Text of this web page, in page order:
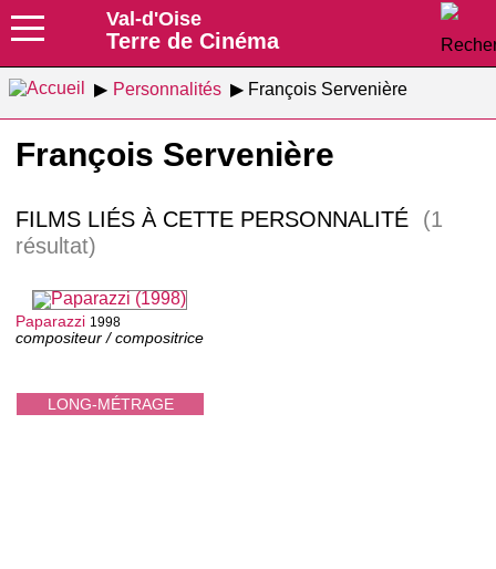
Val-d'Oise
Terre de Cinéma
Personnalités François Servenière
François Servenière
FILMS LIÉS À CETTE PERSONNALITÉ
(1
résultat)
LONG-MÉTRAGE
Paparazzi 1998
compositeur / compositrice